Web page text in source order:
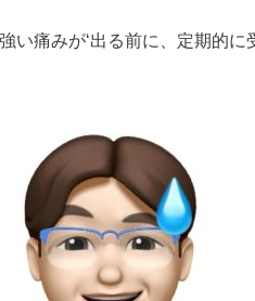
い痛みが‘出る前に、定期的に